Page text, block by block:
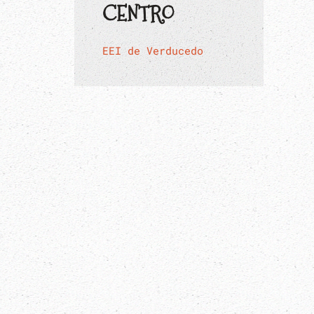
CENTRO
EEI de Verducedo